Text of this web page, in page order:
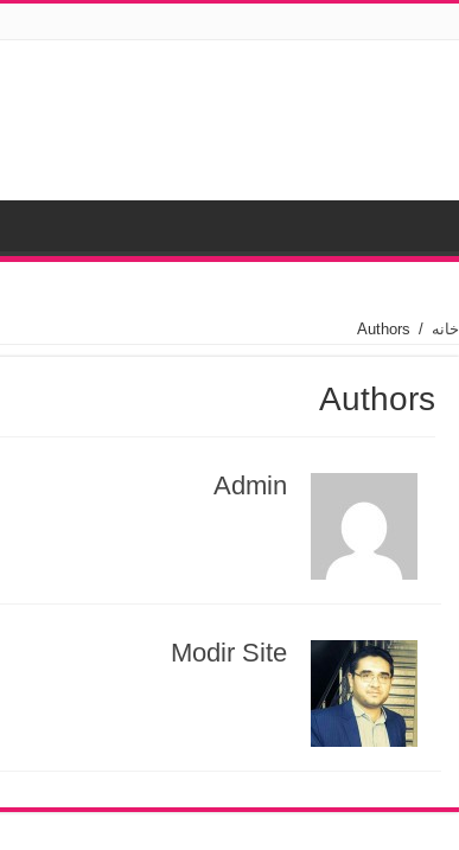
خانه /
Authors
Authors
Admin
Modir Site